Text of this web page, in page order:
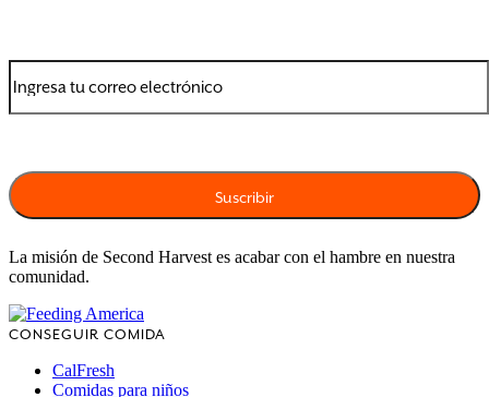
La misión de Second Harvest es acabar con el hambre en nuestra
comunidad.
CONSEGUIR COMIDA
CalFresh
Comidas para niños